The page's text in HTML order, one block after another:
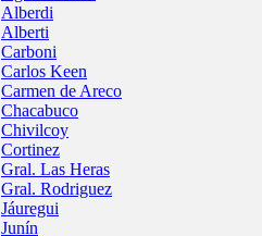
Alberdi
Alberti
Carboni
Carlos Keen
Carmen de Areco
Chacabuco
Chivilcoy
Cortinez
Gral. Las Heras
Gral. Rodriguez
Jáuregui
Junín